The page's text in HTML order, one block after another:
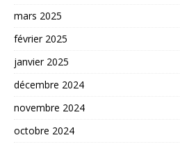
mars 2025
février 2025
janvier 2025
décembre 2024
novembre 2024
octobre 2024